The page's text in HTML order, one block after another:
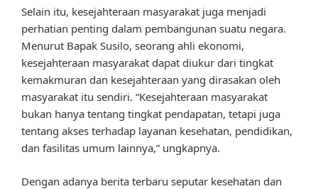
Selain itu, kesejahteraan masyarakat juga menjadi
perhatian penting dalam pembangunan suatu negara.
Menurut Bapak Susilo, seorang ahli ekonomi,
kesejahteraan masyarakat dapat diukur dari tingkat
kemakmuran dan kesejahteraan yang dirasakan oleh
masyarakat itu sendiri. “Kesejahteraan masyarakat
bukan hanya tentang tingkat pendapatan, tetapi juga
tentang akses terhadap layanan kesehatan, pendidikan,
dan fasilitas umum lainnya,” ungkapnya.
Dengan adanya berita terbaru seputar kesehatan dan